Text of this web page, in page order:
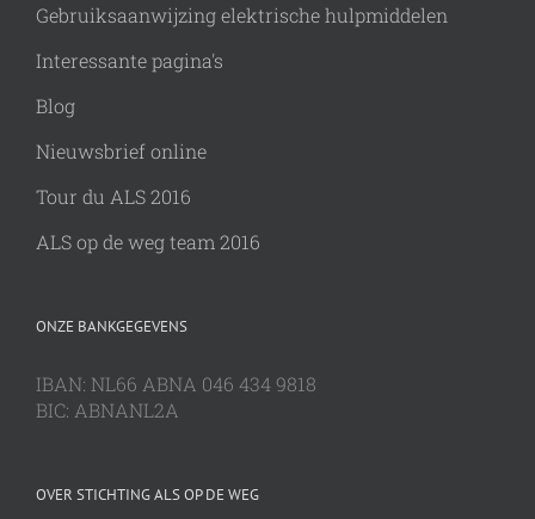
Gebruiksaanwijzing elektrische hulpmiddelen
Interessante pagina's
Blog
Nieuwsbrief online
Tour du ALS 2016
ALS op de weg team 2016
ONZE BANKGEGEVENS
IBAN: NL66 ABNA 046 434 9818
BIC: ABNANL2A
OVER STICHTING ALS OP DE WEG